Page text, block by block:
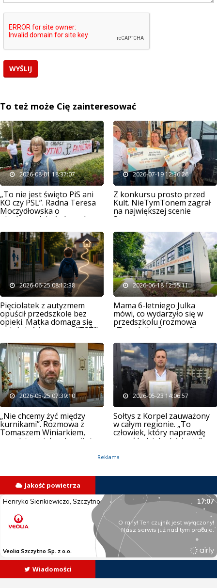
To też może Cię zainteresować
2026-08-01 18:37:07
„To nie jest święto PiS ani
KO czy PSL”. Radna Teresa
Moczydłowska o
nieobecności władz podczas
2026-07-19 12:36:26
Z konkursu prosto przed
Kult. NieTymTonem zagrał
na największej scenie
Szczytna
2026-06-25 08:12:38
Pięciolatek z autyzmem
opuścił przedszkole bez
opieki. Matka domaga się
wyjaśnień (rozmowa "TSZ")
2026-06-18 12:55:11
Mama 6-letniego Julka
mówi, co wydarzyło się w
przedszkolu (rozmowa
„Tygodnika Szczytno”)
2026-05-25 07:39:10
„Nie chcemy żyć między
kurnikami”. Rozmowa z
Tomaszem Winiarkiem,
przedstawicielem komitetu
2026-05-23 14:06:57
Sołtys z Korpel zauważony
w całym regionie. „To
człowiek, który naprawdę
ruszył ludzi do działania”
Reklama
Jakość powietrza
Wiadomości